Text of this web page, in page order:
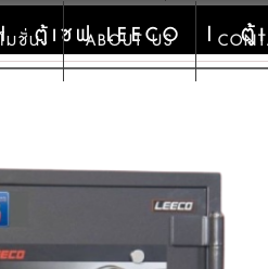
มชั่น ABOUT US
ตู้เซฟ LEECO |ตู้